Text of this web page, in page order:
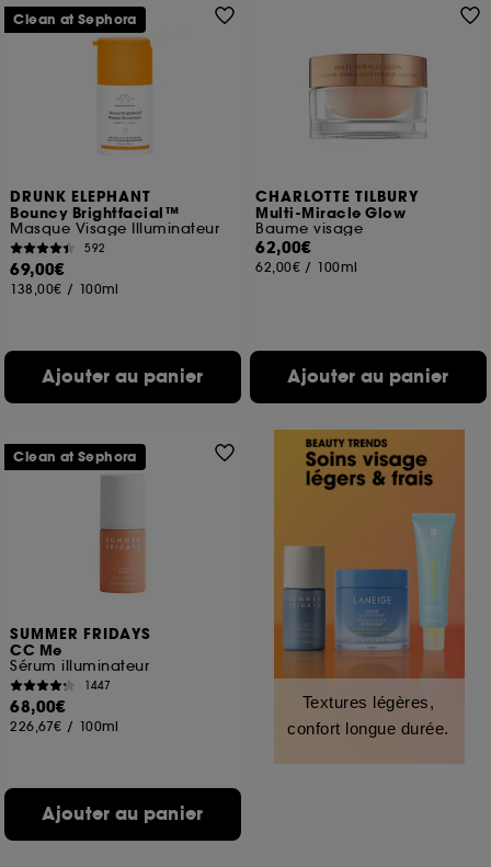
DRUNK ELEPHANT
Bouncy Brightfacial™
Masque Visage Illuminateur
592
69,00€
138,00€ / 100ml
Ajouter au panier
Clean at Sephora
CHARLOTTE TILBURY
Multi-Miracle Glow
Baume visage
62,00€
62,00€ / 100ml
Ajouter au panier
SUMMER FRIDAYS
CC Me
Sérum illuminateur
1447
68,00€
226,67€ / 100ml
Ajouter au panier
Clean at Sephora
Textures légères,
confort longue durée.